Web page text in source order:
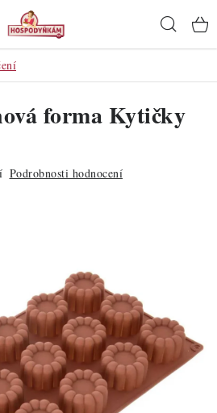
forma Kytičky
Podrobnosti hodnocení